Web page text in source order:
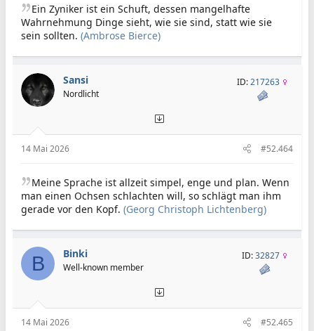
Ein Zyniker ist ein Schuft, dessen mangelhafte
Wahrnehmung Dinge sieht, wie sie sind, statt wie sie
sein sollten. (Ambrose Bierce)
Sansi
Nordlicht
ID:217263
14 Mai 2026 #52.464
Meine Sprache ist allzeit simpel, enge und plan. Wenn
man einen Ochsen schlachten will, so schlägt man ihm
gerade vor den Kopf. (Georg Christoph Lichtenberg)
B Binki
Well-known member
ID:32827
14 Mai 2026 #52.465